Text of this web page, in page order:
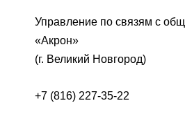
Управление по связям с
«Акрон»
(г. Великий Новгород)
+7 (816) 227-35-22